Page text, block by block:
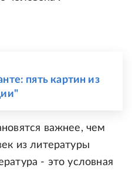
пять картин из
важнее, чем
из литературы
- это условная